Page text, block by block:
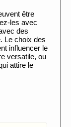
être
les avec
des
Le choix des
influencer le
versatile, ou
attire le